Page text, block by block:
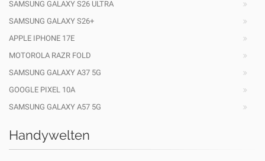
SAMSUNG GALAXY S26 ULTRA
SAMSUNG GALAXY S26+
APPLE IPHONE 17E
MOTOROLA RAZR FOLD
SAMSUNG GALAXY A37 5G
GOOGLE PIXEL 10A
SAMSUNG GALAXY A57 5G
Handywelten